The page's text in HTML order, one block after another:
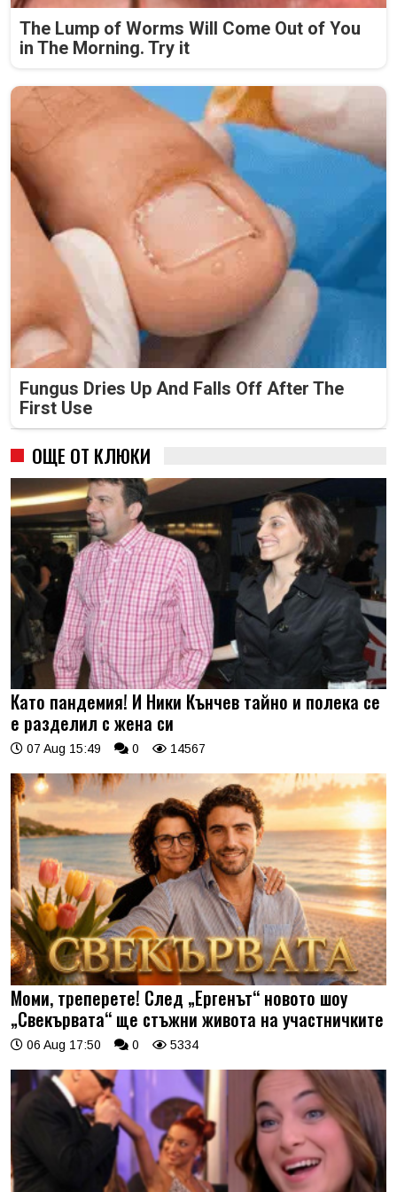
The Lump of Worms Will Come Out of You
in The Morning. Try it
Fungus Dries Up And Falls Off After The
First Use
ОЩЕ ОТ КЛЮКИ
Като пандемия! И Ники Кънчев тайно и полека се
е разделил с жена си
07 Aug 15:49 0 14567
Моми, треперете! След „Ергенът“ новото шоу
„Свекървата“ ще стъжни живота на участничките
06 Aug 17:50 0 5334